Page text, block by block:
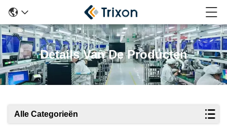
Details Van De Producten
Alle Categorieën